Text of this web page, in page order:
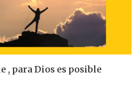
, para Dios es posible